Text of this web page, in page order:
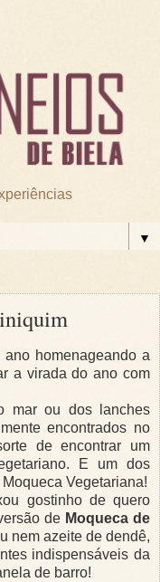
▼
homenageando a
a virada do ano com
mar ou dos lanches
encontrados no
de encontrar um
E um dos
Vegetariana!
gostinho de quero
de Moqueca de
nem azeite de dendê,
indispensáveis da
de barro!